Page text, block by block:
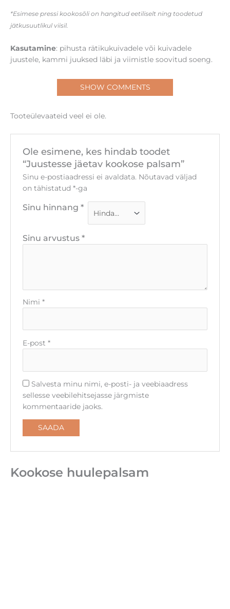
*Esimese pressi kookosõli on hangitud eetiliselt ning toodetud
jätkusuutlikul viisil.
Kasutamine: pihusta rätikukuivadele või kuivadele
juustele, kammi juuksed läbi ja viimistle soovitud soeng.
SHOW COMMENTS
Tooteülevaateid veel ei ole.
Ole esimene, kes hindab toodet
“Juustesse jäetav kookose palsam”
Sinu e-postiaadressi ei avaldata. Nõutavad väljad
on tähistatud *-ga
Sinu hinnang *
Sinu arvustus *
Nimi *
E-post *
Salvesta minu nimi, e-posti- ja veebiaadress
sellesse veebilehitsejasse järgmiste
kommentaaride jaoks.
Kookose huulepalsam